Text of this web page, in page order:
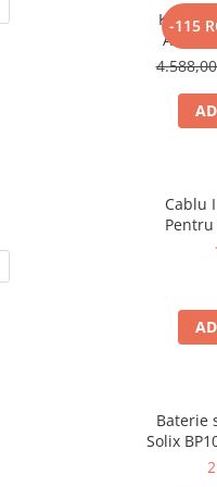
-115
Kit
Anker
2000W
Cablu
Baterie
Solix